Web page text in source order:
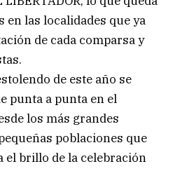
en las localidades que ya
de cada comparsa y
de este año se
punta a punta en el
los más grandes
poblaciones que
el brillo de la celebración